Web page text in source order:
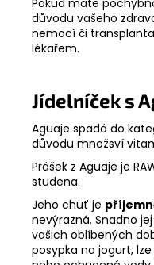
Pokud máte
důvodu vašeho
nemocí či
lékařem.
Jídelníček s
Aguaje spadá do
důvodu množsví
Prášek z Aguaje je
studena.
Jeho chuť je
nevýrazná. Snadno
vašich oblíbených
posypka na jogurt,